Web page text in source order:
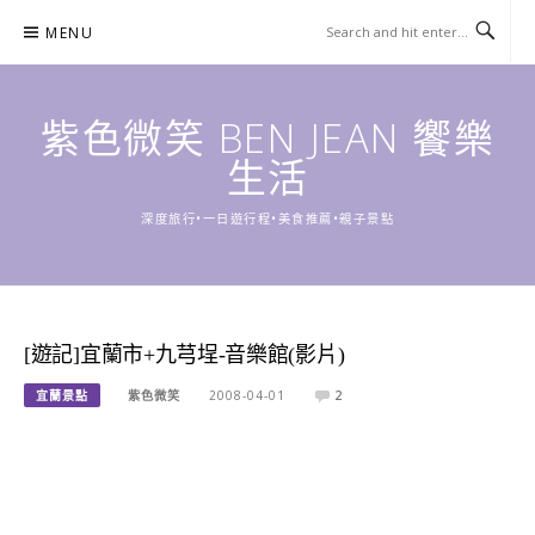
content
MENU
紫色微笑 BEN JEAN 饗樂
生活
深度旅行•一日遊行程•美食推薦•親子景點
[遊記]宜蘭市+九芎埕-音樂館(影片)
宜蘭景點 紫色微笑 2008-04-01 2